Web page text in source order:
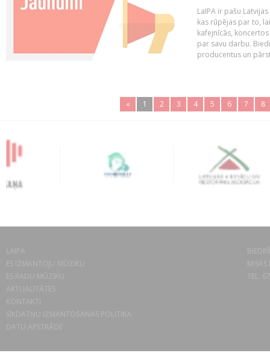
LaIPA ir pašu
kas rūpējas par to,
kafejnīcās,
par savu darbu.
producentus un
« 1 2 3 4 5 6 7 8
LAIPA
ES IZMANTOJU MŪZIKU
ES RADU MŪZIKU
AKTUALITĀTES
KONTAKTI
SĪKDATŅU IZMANTOŠANAS POLITIKA
DATU APSTRĀDE
TEL.